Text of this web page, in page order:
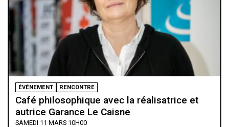
FORUM LIVESTREAM
Les droits humains, victimes de la société
de l’humiliation
VENDREDI 10 MARS 20H00